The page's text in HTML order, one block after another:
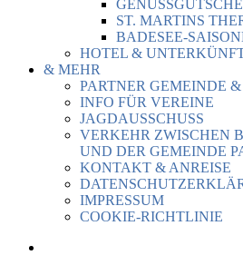
ST. MARTINS
BADESEE-
HOTEL &
& MEHR
PARTNER GEMEINDE
INFO FÜR VEREINE
JAGDAUSSCHUSS
VERKEHR ZWISCHEN
UND DER GEMEINDE
KONTAKT & ANREISE
IMPRESSUM
COOKIE-RICHTLINIE